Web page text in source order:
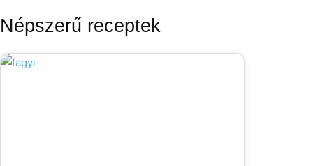
Népszerű receptek